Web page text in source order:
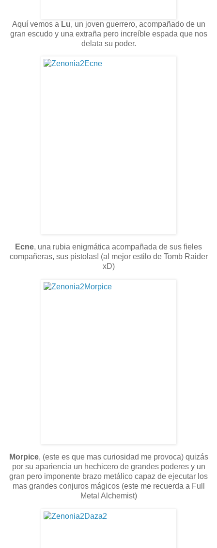
Aquí vemos a Lu, un joven guerrero, acompañado de un
gran escudo y una extraña pero increíble espada que nos
delata su poder.
Ecne, una rubia enigmática acompañada de sus fieles
compañeras, sus pistolas! (al mejor estilo de Tomb Raider
xD)
Morpice, (este es que mas curiosidad me provoca) quizás
por su apariencia un hechicero de grandes poderes y un
gran pero imponente brazo metálico capaz de ejecutar los
mas grandes conjuros mágicos (este me recuerda a Full
Metal Alchemist)